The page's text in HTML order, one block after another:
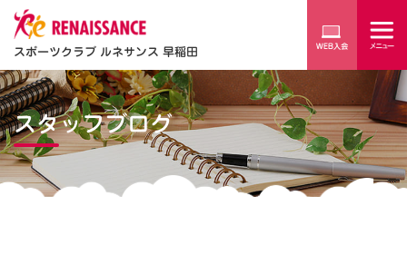
スポーツクラブ ルネサンス 早稲田
スタッフブログ